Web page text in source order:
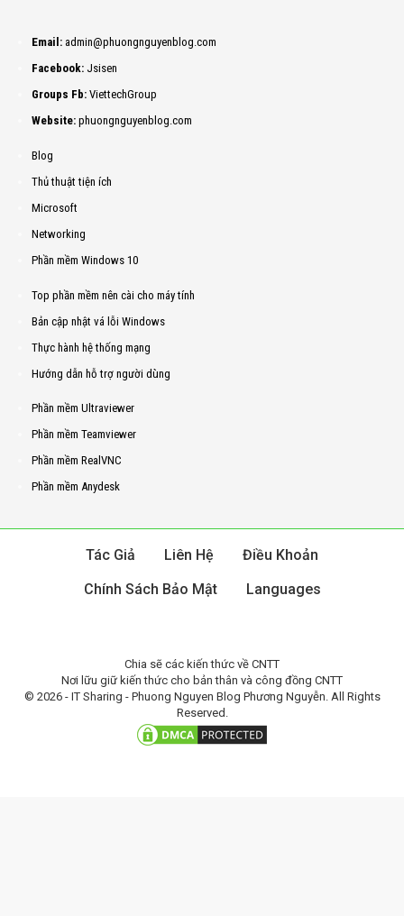
Email: admin@phuongnguyenblog.com
Facebook: Jsisen
Groups Fb: ViettechGroup
Website: phuongnguyenblog.com
Blog
Thủ thuật tiện ích
Microsoft
Networking
Phần mềm Windows 10
Top phần mềm nên cài cho máy tính
Bản cập nhật vá lỗi Windows
Thực hành hệ thống mạng
Hướng dẫn hỗ trợ người dùng
Phần mềm Ultraviewer
Phần mềm Teamviewer
Phần mềm RealVNC
Phần mềm Anydesk
Tác Giả Liên Hệ
Điều Khoản
Chính Sách Bảo Mật
Languages
Chia sẽ các kiến thức về CNTT
Nơi lữu giữ kiến thức cho bản thân và công đồng CNTT
© 2026 - IT Sharing - Phuong Nguyen Blog Phương Nguyễn. All Rights
Reserved.